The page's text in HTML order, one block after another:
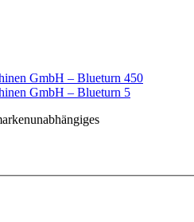
GmbH – Blueturn 450
GmbH – Blueturn 5